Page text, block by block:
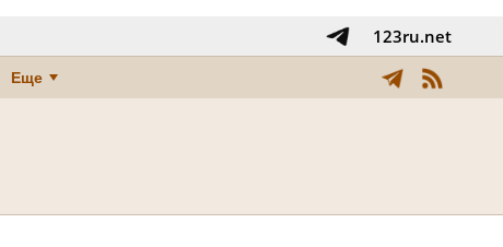
123ru.net
Еще